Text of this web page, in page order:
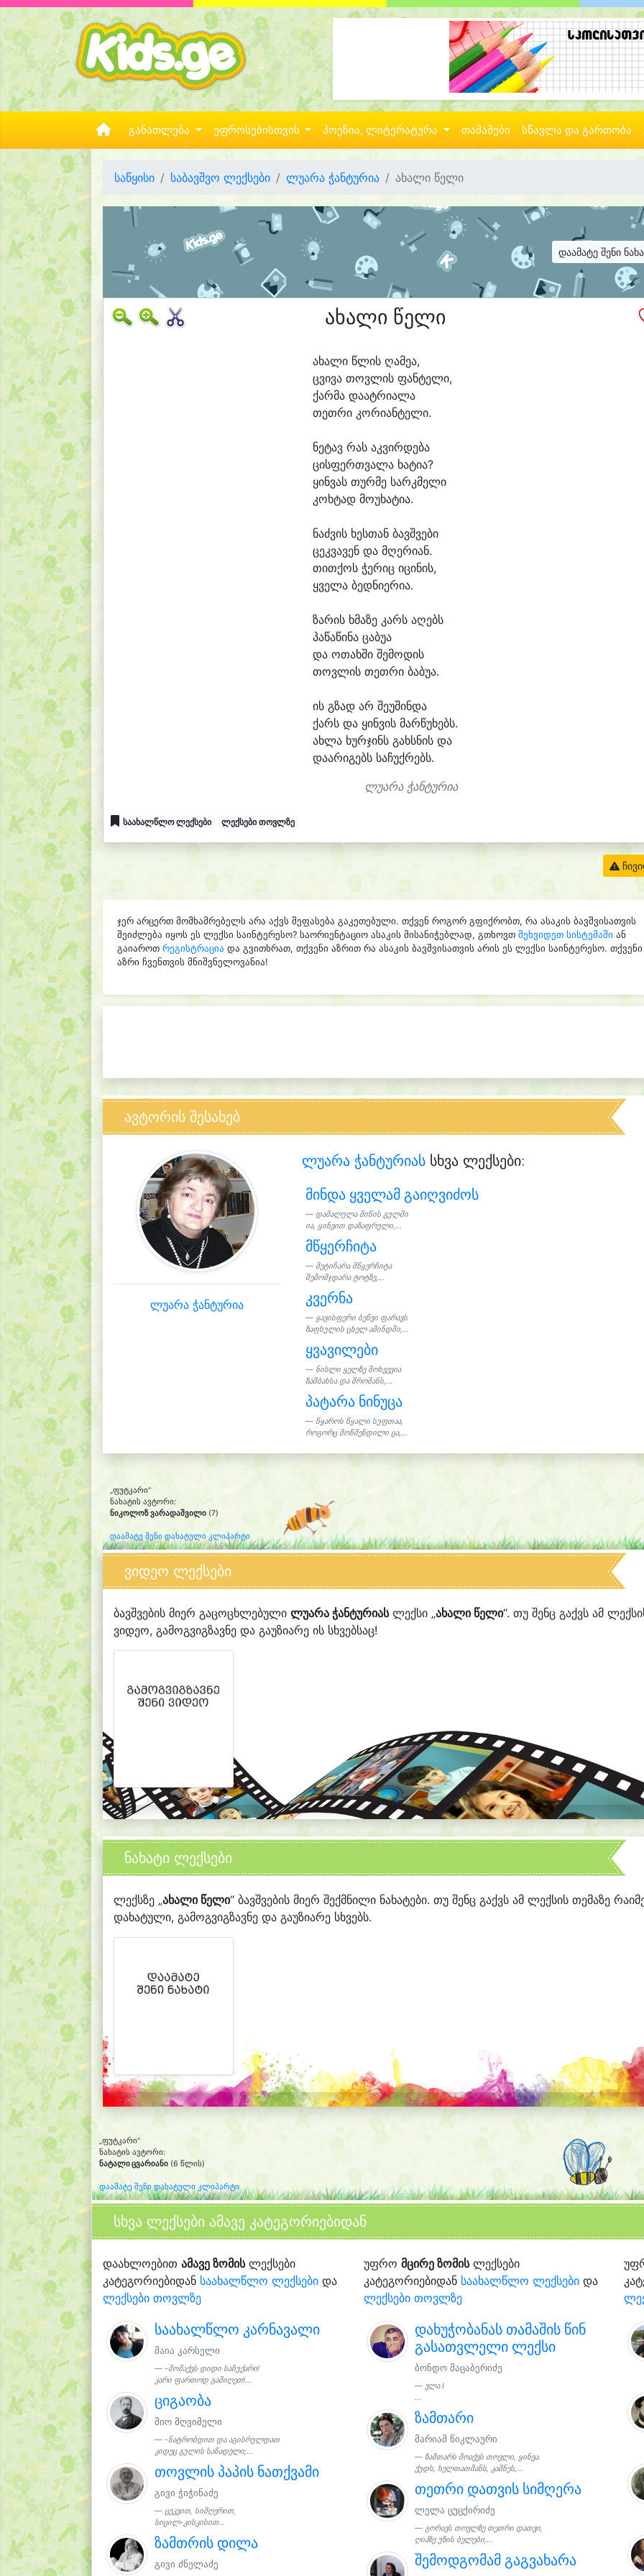
განათლება უფროსებისთვის პოეზია, ლიტერატურა თამაშები სწავლა და გართობა
საწყისი საბავშვო ლექსები ლუარა ჭანტურია ახალი წელი
დაამატე შენი
ახალი წელი
ახალი წლის ღამეა,
ცვივა თოვლის ფანტელი,
ქარმა დაატრიალა
თეთრი კორიანტელი.
ნეტავ რას აკვირდება
ცისფერთვალა ხატია?
ყინვას თურმე სარკმელი
კოხტად მოუხატია.
ნაძვის ხესთან ბავშვები
ცეკვავენ და მღერიან.
თითქოს ჭერიც იცინის,
ყველა ბედნიერია.
ზარის ხმაზე კარს აღებს
პაწაწინა ცაბუა
და ოთახში შემოდის
თოვლის თეთრი ბაბუა.
ის გზად არ შეუშინდა
ქარს და ყინვის მარწუხებს.
ახლა ხურჯინს გახსნის და
დაარიგებს საჩუქრებს.
ლუარა ჭანტურია
საახალწლო ლექსები ლექსები თოვლზე
ჯერ არცერთ მომხამრებელს არა აქვს შეფასება გაკეთებული. თქვენ როგორ გფიქრობთ, რა ასაკის ბავშვისათვის
შეიძლება იყოს ეს ლექსი საინტერესო? საორიენტაციო ასაკის მისანიჭებლად, გთხოვთ შეხვიდეთ სისტემაში ან
გაიაროთ რეგისტრაცია და გვითხრათ, თქვენი აზრით რა ასაკის ბავშვისათვის არის ეს ლექსი საინტერესო. თქვენი
აზრი ჩვენთვის მნიშვნელოვანია!
ავტორის შესახებ
ლუარა ჭანტურია
ლუარა ჭანტურიასსხვა ლექსები:
მინდა ყველამ გაიღვიძოს
დამალულა მიწის გულში
ია, ყინვით დაზაფრული,...
მწყერჩიტა
მეტიჩარა მწყერჩიტა
შემომჯდარა ტოტზე,...
კვერნა
ყავისფერი ბეწვი ფარავს
ზაფხულის ცხელ ამინდში,...
ყვავილები
ნისლი ყელზე მოხვევია
ზამბახსა და შროშანს,...
პატარა ნინუცა
წყაროს წყალი სუფთაა,
როგორც მოწმენდილი ცა,...
„ფუტკარი“
ნახატის ავტორი:
ნიკოლოზ ვარადაშვილი (7)
დაამატე შენი დახატული კლიპარტი
ვიდეო ლექსები
ბავშვების მიერ გაცოცხლებული ლუარა ჭანტურიასლექსი „ახალი წელი“. თუ შენც გაქვს ამ
ვიდეო, გამოგვიგზავნე და გაუზიარე ის სხვებსაც!
ნახატი ლექსები
ლექსზე „ახალი წელი“ ბავშვების მიერ შექმნილი ნახატები. თუ შენც გაქვს ამ ლექსის თემაზე
დახატული, გამოგვიგზავნე და გაუზიარე სხვებს.
„ფუტკარი“
ნახატის ავტორი:
ნატალი ცვარიანი (6 წლის)
დაამატე შენი დახატული კლიპარტი
სხვა ლექსები ამავე კატეგორიებიდან
დაახლოებით ამავე ზომისლექსები
კატეგორიებიდან საახალწლო ლექსები და
ლექსები თოვლზე
საახალწლო კარნავალი
მაია კარსელი
-მომაქვს დიდი საჩუქარი!
კარი ფართოდ გამიღეთ!...
ციგაობა
შიო მღვიმელი
-ნატრობდით და აგისრულდათ
კიდეც გულის საწადელი;...
თოვლის პაპის ნათქვამი
გივი ჭიჭინაძე
ცეკვით, სიმღერით,
სიცილ-კისკისით...
ზამთრის დილა
გივი ძნელაძე
უფრო მცირე ზომისლექსები
კატეგორიებიდან საახალწლო ლექსებიდა
ლექსები თოვლზე
დახუჭობანას თამაშის წინ
გასათვლელი ლექსი
ბონდო მაცაბერიძე
ვლა I
...
ზამთარი
მარიამ წიკლაური
ზამთარს მოაქვს თოვლი, ყინვა.
ქუდს, ხელთათმანს, კაშნეს,...
თეთრი დათვის სიმღერა
ლელა ცუცქირიძე
გორავს თოვლზე თეთრი დათვი,
ღიპზე უზის ბელები,...
შემოდგომამ გაგვახარა